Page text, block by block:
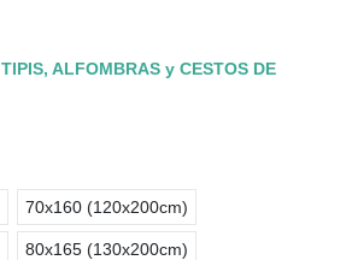
TIPIS, ALFOMBRAS y CESTOS DE
70x160 (120x200cm)
80x165 (130x200cm)